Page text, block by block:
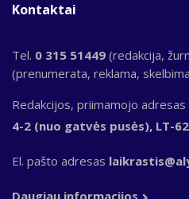
Kontaktai
Tel. 0 315 51449 (redakcija,
(prenumerata, reklama,
Redakcijos, priimamojo adresas
4-2 (nuo gatvės pusės), LT-
El. pašto adresas